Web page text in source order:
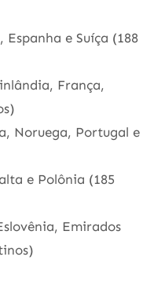
e Suíça (188
França,
Noruega, Portugal e
e Polônia (185
Emirados